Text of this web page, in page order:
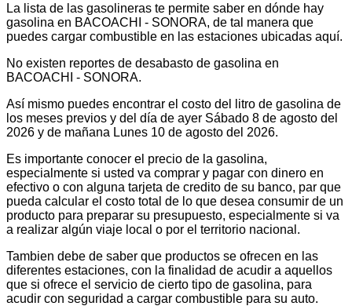
La lista de las gasolineras te permite saber en dónde hay
gasolina en BACOACHI - SONORA, de tal manera que
puedes cargar combustible en las estaciones ubicadas aquí.
No existen reportes de desabasto de gasolina en
BACOACHI - SONORA.
Así mismo puedes encontrar el costo del litro de gasolina de
los meses previos y del día de ayer Sábado 8 de agosto del
2026 y de mañana Lunes 10 de agosto del 2026.
Es importante conocer el precio de la gasolina,
especialmente si usted va comprar y pagar con dinero en
efectivo o con alguna tarjeta de credito de su banco, par que
pueda calcular el costo total de lo que desea consumir de un
producto para preparar su presupuesto, especialmente si va
a realizar algún viaje local o por el territorio nacional.
Tambien debe de saber que productos se ofrecen en las
diferentes estaciones, con la finalidad de acudir a aquellos
que si ofrece el servicio de cierto tipo de gasolina, para
acudir con seguridad a cargar combustible para su auto.